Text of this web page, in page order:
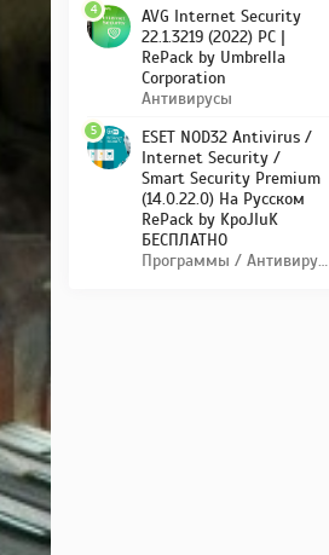
AVG Internet Security
22.1.3219 (2022) PC |
RePack by Umbrella
Corporation
Антивирусы
4
ESET NOD32 Antivirus /
Internet Security /
Smart Security Premium
(14.0.22.0) На Русском
RePack by KpoJIuK
БЕСПЛАТНО
Программы / Антивирусы
5